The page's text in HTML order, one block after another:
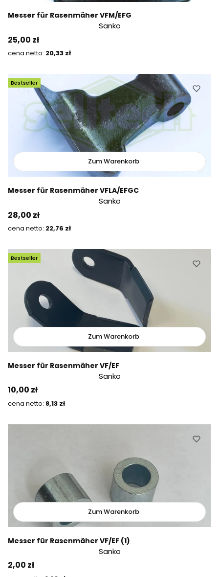
Messer für Rasenmäher VFM/EFG
Sanko
Preis
25,00 zł
Preis
20,33 zł
Bestseller
Zum Warenkorb
Messer für Rasenmäher VFLA/EFGC
Sanko
Preis
28,00 zł
Preis
22,76 zł
Bestseller
Zum Warenkorb
Messer für Rasenmäher VF/EF
Sanko
Preis
10,00 zł
Preis
8,13 zł
Zum Warenkorb
Messer für Rasenmäher VF/EF (1)
Sanko
Preis
2,00 zł